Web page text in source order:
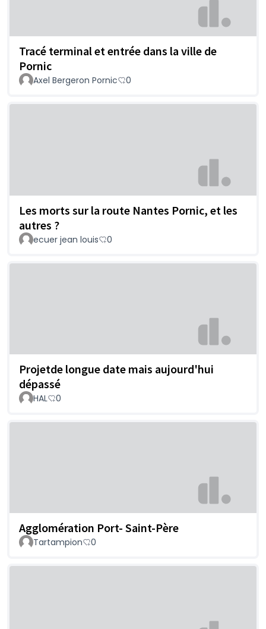
Tracé terminal et entrée dans la ville de
Pornic
Axel Bergeron Pornic 0
Les morts sur la route Nantes Pornic, et les
autres ?
ecuer jean louis 0
Projetde longue date mais aujourd'hui
dépassé
HAL 0
Agglomération Port- Saint-Père
Tartampion 0